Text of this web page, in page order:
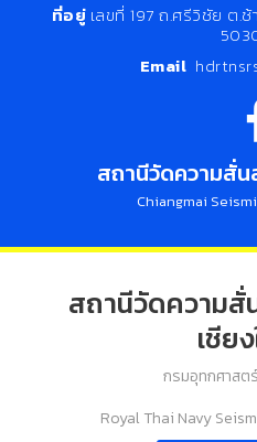
ที่อยู่ เลขที่ 197 ถ.ศรีวิชัย ต.
Email
สถานีวัดความสั่น
Chiangmai
สถานีวัดความสั่
เชีย
กรมอุทกศาสต
Royal Thai Navy